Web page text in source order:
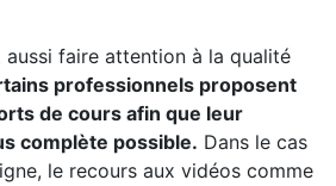
faire attention à la qualité
professionnels proposent
de cours afin que leur
complète possible. Dans le cas
le recours aux vidéos comme